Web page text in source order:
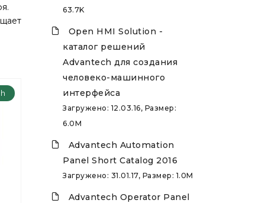
63.7K
Open HMI Solution -
каталог решений
Advantech для создания
человеко-машинного
интерфейса
Загружено: 12.03.16, Размер:
6.0M
Advantech Automation
Panel Short Catalog 2016
Загружено: 31.01.17, Размер: 1.0M
Advantech Operator Panel